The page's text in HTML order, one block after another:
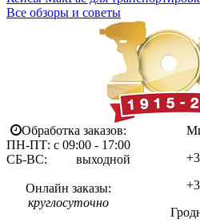
Все обзоры и советы
Обработка заказов:
ПН-ПТ: с 09:00 - 17:00
СБ-ВС: выходной
Онлайн заказы:
круглосуточно